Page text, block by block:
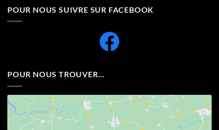
POUR NOUS SUIVRE SUR FACEBOOK
POUR NOUS TROUVER…